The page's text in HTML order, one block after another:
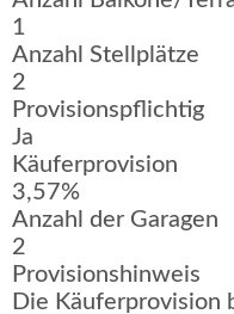
1
Anzahl Stellplätze
2
Provisionspflichtig
Ja
Käuferprovision
3,57%
Anzahl der Garagen
2
Provisionshinweis
Die Käuferprovision